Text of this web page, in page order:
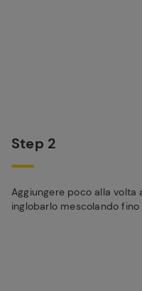
Step 2
Aggiungere poco alla
inglobarlo mescolando